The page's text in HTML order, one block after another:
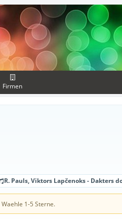
Firmen
R. Pauls, Viktors Lapčenoks - Dakters
Waehle 1-5 Sterne.